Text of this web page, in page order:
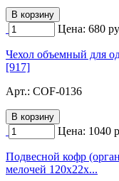
Цена: 680
Чехол объемный для
[917]
Арт.: COF-0136
Цена: 1040
Подвесной кофр
мелочей 120х22х...